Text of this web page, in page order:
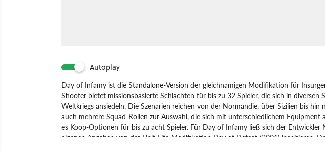
Autoplay
Day of Infamy ist die Standalone-Version der gleichnamigen Modifikation für
Shooter bietet missionsbasierte Schlachten für bis zu 32 Spieler, die sich in diversen
Weltkriegs ansiedeln. Die Szenarien reichen von der Normandie, über Sizilien bis hin
auch mehrere Squad-Rollen zur Auswahl, die sich mit unterschiedlichem Equipment
es Koop-Optionen für bis zu acht Spieler. Für Day of Infamy ließ sich der
eigenen Angaben von der Half-Life-Modifikation Day of Defeat (2001) inspirieren.